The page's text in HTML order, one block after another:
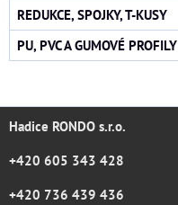
REDUKCE, SPOJKY, T-KUSY
PU, PVC A GUMOVÉ PROFILY
Hadice RONDO s.r.o.
+420 605 343 428
+420 736 439 436